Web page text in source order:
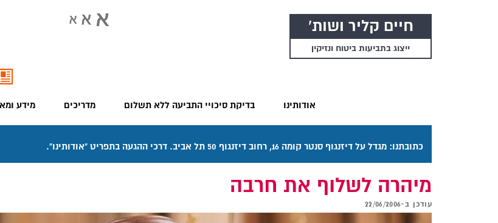
חיים קליר ושות'
ייצוג בתביעות ביטוח ונזיקין
אודותינו בדיקת סיכויי התביעה ללא תשלום מדריכים מידע
כתובתנו: מגדל על דיזנגוף סנטר קומה 16, רחוב דיזנגוף 50 תל אביב. דרכי ההגעה בתפריט "אודותינו".
מיהרה לשלוף את חרבה
עודכן ב-22/06/2006